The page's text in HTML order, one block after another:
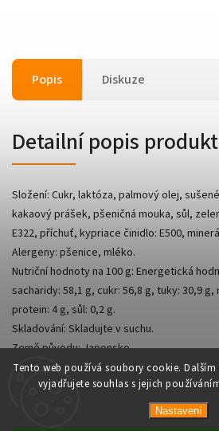
Tento web používá soubory cookie.
vyjadřujete souhlas s jejich
Nastavení
Popis Diskuze
Detailní popis
Složení: Cukr, laktóza, palmový olej,
kakaový prášek, pšeničná mouka, sůl,
E322, příchuť, kypriace činidlo: E500,
Alergeny: pšenice, mléko.
Nutriční hodnoty na 100 g: Energetická
sacharidy: 58,1 g, cukr: 56,8 g, tuky: 30,9 g,
protein: 4 g, sůl: 0,2 g.
Skladování: Skladujte v suchu.
Země původu: Japonsko.
AsianShop